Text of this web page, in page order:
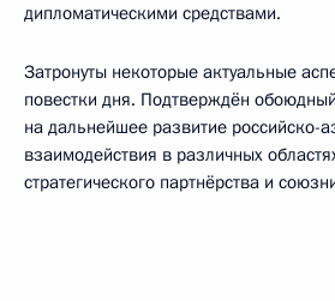
дипломатическими средствами.
Затронуты некоторые актуальные
повестки дня. Подтверждён
на дальнейшее развитие российско-
взаимодействия в различных
стратегического партнёрства и